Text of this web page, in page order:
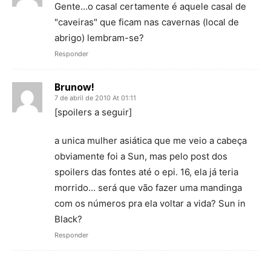
Gente…o casal certamente é aquele casal de
"caveiras" que ficam nas cavernas (local de
abrigo) lembram-se?
Responder
Brunow!
7 de abril de 2010 At 01:11
[spoilers a seguir]
a unica mulher asiática que me veio a cabeça
obviamente foi a Sun, mas pelo post dos
spoilers das fontes até o epi. 16, ela já teria
morrido… será que vão fazer uma mandinga
com os números pra ela voltar a vida? Sun in
Black?
Responder